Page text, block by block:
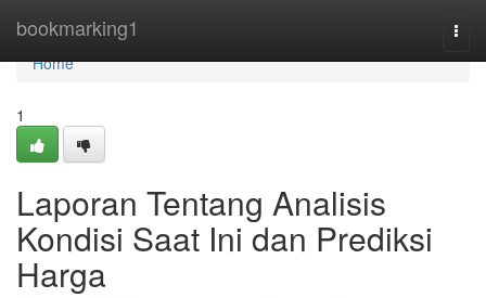
bookmarking1
Home
Home
1
Laporan Tentang Analisis
Kondisi Saat Ini dan Prediksi
Harga